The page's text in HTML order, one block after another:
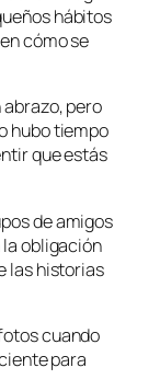
hábitos
cómo se
pero
hubo tiempo
que estás
de amigos
obligación
las historias
cuando
para